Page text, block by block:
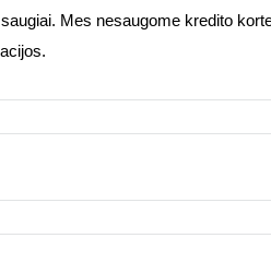
Mes nesaugome kredito